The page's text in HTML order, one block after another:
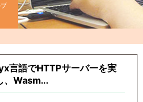
言語でHTTPサーバーを実
、Wasm...